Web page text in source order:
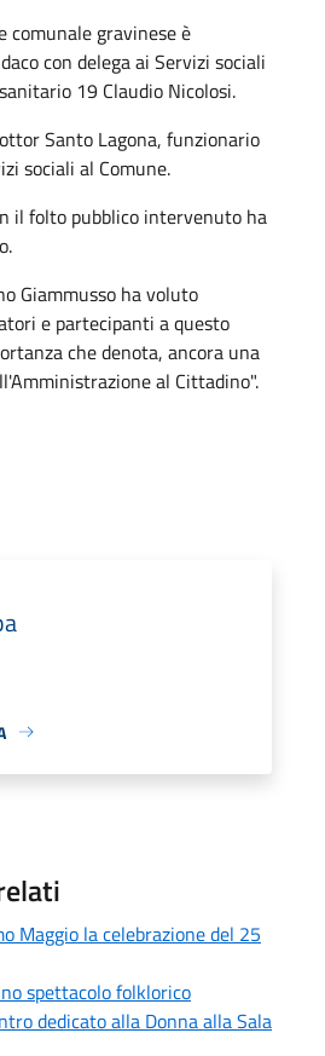
comunale gravinese è
con delega ai Servizi sociali
19 Claudio Nicolosi.
Santo Lagona, funzionario
sociali al Comune.
il folto pubblico intervenuto ha
Giammusso ha voluto
e partecipanti a questo
che denota, ancora una
al Cittadino".
Maggio la celebrazione del 25
spettacolo folklorico
dedicato alla Donna alla Sala